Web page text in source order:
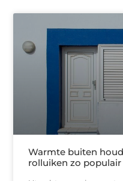
Warmte buiten
rolluiken zo populair